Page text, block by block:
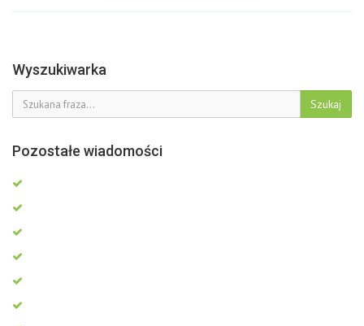
Wyszukiwarka
Szukaj
Pozostałe wiadomości